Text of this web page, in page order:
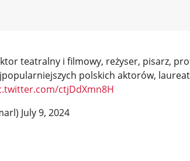
teatralny i filmowy, reżyser, pisarz,
polskich aktorów,
ctjDdXmn8H
July 9, 2024